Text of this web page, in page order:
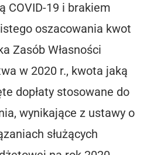
COVID-19 i brakiem
oszacowania kwot
Zasób Własności
w 2020 r., kwota jaką
dopłaty stosowane do
wynikające z ustawy o
służących